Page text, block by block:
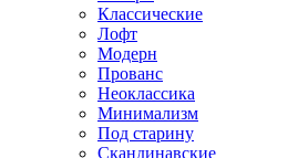
Классические
Лофт
Модерн
Прованс
Неоклассика
Минимализм
Под старину
Скандинавские